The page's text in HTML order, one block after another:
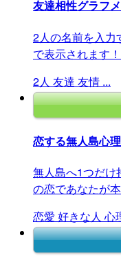
友達相性グラフ
2人の名前を入力
で表示されます！
2人 友達 友情 ...
恋する無人島心
無人島へ1つだけ
の恋であなたが
恋愛 好きな人 心